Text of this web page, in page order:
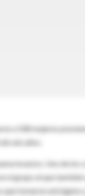
a 508 mujeres
seis años.
invasivo. Uno de los
el grupo al que
tomaron estrógeno